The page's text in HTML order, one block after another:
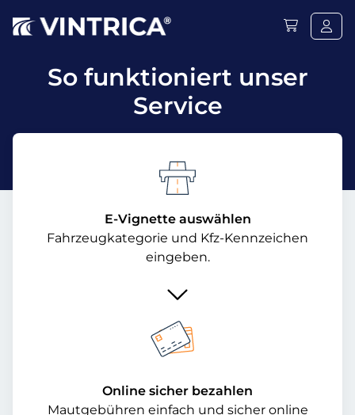
So funktioniert unser
Service
E-Vignette auswählen
Fahrzeugkategorie und Kfz-Kennzeichen
eingeben.
Online sicher bezahlen
Mautgebühren einfach und sicher online